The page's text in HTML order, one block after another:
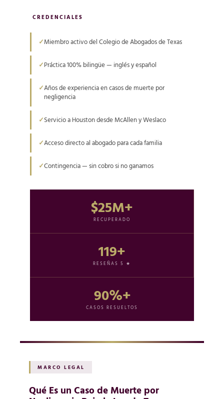
CREDENCIALES
Miembro activo del Colegio de Abogados de Texas
Práctica 100% bilingüe — inglés y español
Años de experiencia en casos de muerte por
negligencia
Servicio a Houston desde McAllen y Weslaco
Acceso directo al abogado para cada familia
Contingencia — sin cobro si no ganamos
$25M+
RECUPERADO
119+
RESEÑAS 5 ★
90%+
CASOS RESUELTOS
MARCO LEGAL
Qué Es un Caso de Muerte por